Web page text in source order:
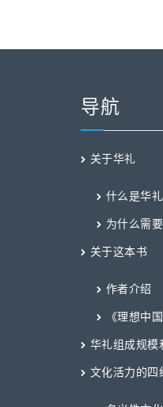
导航
关于华礼
什么是华礼
为什么需
关于这本书
作者介绍
《理想中
华礼组成规模
文化活力的四